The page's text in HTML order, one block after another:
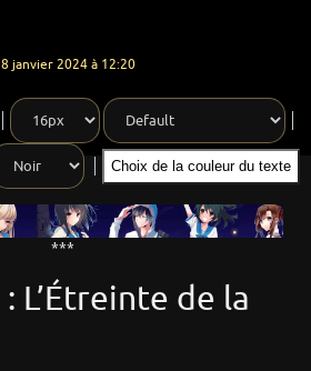
janvier 2024 à 12:20
Choix de la couleur du texte
***
L’Étreinte de la